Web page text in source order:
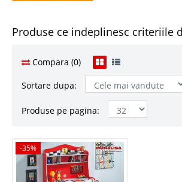
Produse ce indeplinesc criteriile
Compara (0)
Sortare dupa:
Produse pe pagina:
-35%
-35%